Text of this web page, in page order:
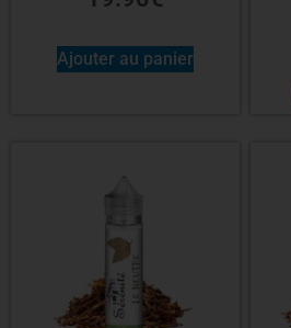
Ajouter au panier